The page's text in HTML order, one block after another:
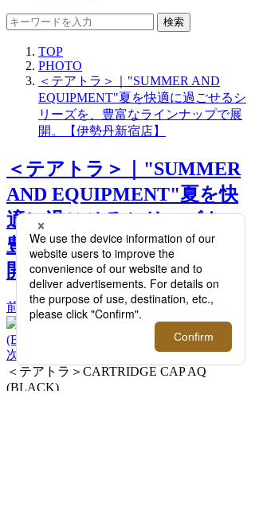
検索
TOP
PHOTO
＜テアトラ＞｜"SUMMER AND
EQUIPMENT"夏を快適に過ごせるシ
リーズを、豊富なラインナップで展
開。【伊勢丹新宿店】
＜テアトラ＞｜"SUMMER
AND EQUIPMENT"夏を快
適に過ごせるシリーズを、
豊富なラインナップで展
開。【伊勢丹新宿店】 >>
前へ
次へ
＜テアトラ＞CARTRIDGE CAP AQ
(BLACK)